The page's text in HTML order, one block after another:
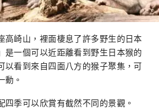
高崎山，裡面棲息了許多野生的日本
是一個可以近距離看到野生日本猴的
以看到來自四面八方的猴子聚集，可
動。
季可以欣賞有截然不同的景觀。